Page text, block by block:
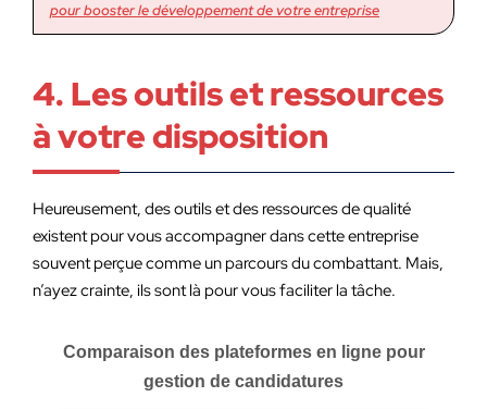
pour booster le développement de votre entreprise
4. Les outils et ressources
à votre disposition
Heureusement, des outils et des ressources de qualité
existent pour vous accompagner dans cette entreprise
souvent perçue comme un parcours du combattant. Mais,
n’ayez crainte, ils sont là pour vous faciliter la tâche.
Comparaison des plateformes en ligne pour
gestion de candidatures